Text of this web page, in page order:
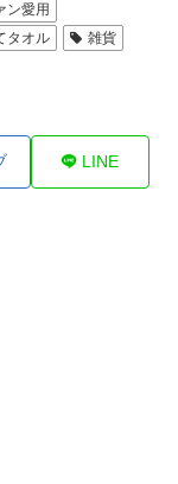
ン愛用
タオル
雑貨
LINE